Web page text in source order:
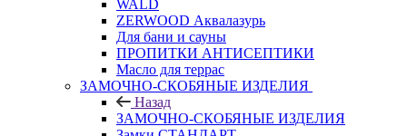
WALD
ZERWOOD Аквалазурь
Для бани и сауны
ПРОПИТКИ АНТИСЕПТИКИ
Масло для террас
ЗАМОЧНО-СКОБЯНЫЕ ИЗДЕЛИЯ
Назад
ЗАМОЧНО-СКОБЯНЫЕ ИЗДЕЛИЯ